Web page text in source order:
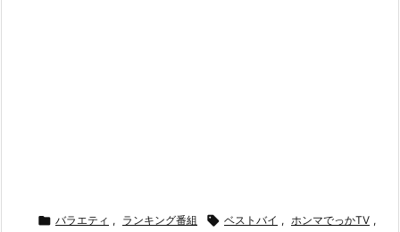
 バラエティ , ランキング番組  ベストバイ , ホンマでっかTV ,